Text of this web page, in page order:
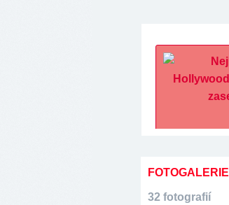
FOTOGALERIE
32 fotografií